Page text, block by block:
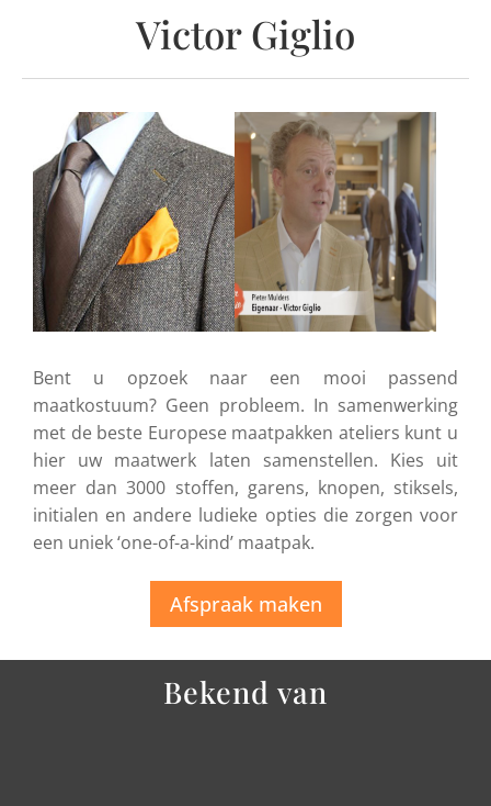
Victor Giglio
Bent u opzoek naar een mooi passend
maatkostuum? Geen probleem. In samenwerking
met de beste Europese maatpakken ateliers kunt u
hier uw maatwerk laten samenstellen. Kies uit
meer dan 3000 stoffen, garens, knopen, stiksels,
initialen en andere ludieke opties die zorgen voor
een uniek ‘one-of-a-kind’ maatpak.
Afspraak maken
Bekend van